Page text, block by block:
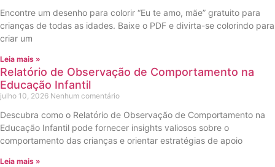
Encontre um desenho para colorir “Eu te amo, mãe” gratuito para
crianças de todas as idades. Baixe o PDF e divirta-se colorindo para
criar um
Leia mais »
Relatório de Observação de Comportamento na
Educação Infantil
julho 10, 2026 Nenhum comentário
Descubra como o Relatório de Observação de Comportamento na
Educação Infantil pode fornecer insights valiosos sobre o
comportamento das crianças e orientar estratégias de apoio
Leia mais »